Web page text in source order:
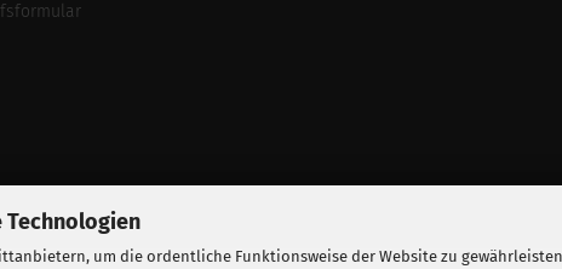
Technologien
um die ordentliche Funktionsweise der Website zu